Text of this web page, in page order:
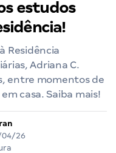
estudos
Residência
Adriana C.
entre momentos de
casa. Saiba mais!
26